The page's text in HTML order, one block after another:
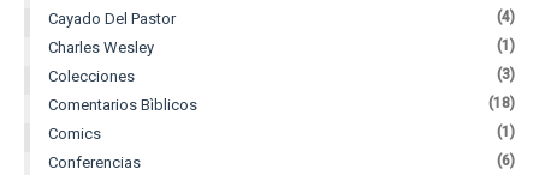
Cayado Del Pastor (4)
Charles Wesley (1)
Colecciones (3)
Comentarios Bìblicos (18)
Comics (1)
Conferencias (6)